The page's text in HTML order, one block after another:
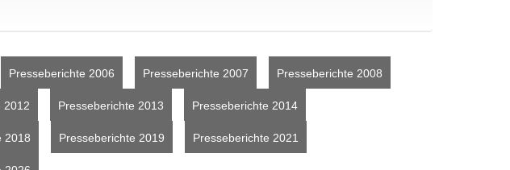
Presseberichte 2006 Presseberichte 2007 Presseberichte 2008
2012 Presseberichte 2013 Presseberichte 2014
2018 Presseberichte 2019 Presseberichte 2021